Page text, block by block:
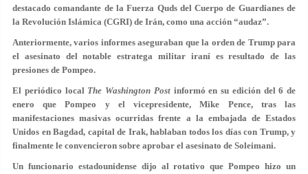
destacado comandante de la Fuerza Quds del Cuerpo de Guardianes de
la Revolución Islámica (CGRI) de Irán, como una acción “audaz”.
Anteriormente, varios informes aseguraban que la orden de Trump para
el asesinato del notable estratega militar iraní es resultado de las
presiones de Pompeo.
El periódico local The Washington Postinformó en su edición del 6 de
enero que Pompeo y el vicepresidente, Mike Pence, tras las
manifestaciones masivas ocurridas frente a la embajada de Estados
Unidos en Bagdad, capital de Irak, hablaban todos los días con Trump, y
finalmente le convencieron sobre aprobar el asesinato de Soleimani.
Un funcionario estadounidense dijo al rotativo que Pompeo hizo un